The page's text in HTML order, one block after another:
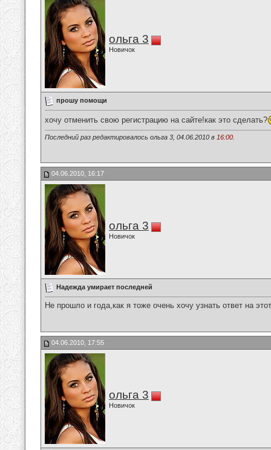
ольга 3
Новичок
прошу помощи
хочу отменить свою регистрацию на сайте!как это сделать?
Последний раз редактировалось ольга 3, 04.06.2010 в 16:00
04.06.2010, 16:17
ольга 3
Новичок
Надежда умирает последней
Не прошло и года,как я тоже очень хочу узнать ответ на
04.06.2010, 17:55
ольга 3
Новичок